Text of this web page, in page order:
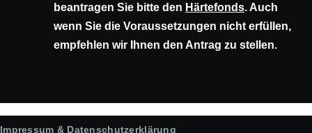
beantragen Sie bitte den Härtefonds. Auch
wenn Sie die Voraussetzungen nicht erfüllen,
empfehlen wir Ihnen den Antrag zu stellen.
Impressum & Datenschutzerklärung